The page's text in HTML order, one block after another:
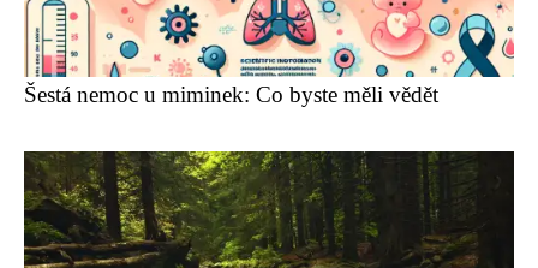
Šestá nemoc u miminek: Co byste měli vědět